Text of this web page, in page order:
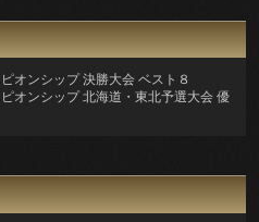
オンシップ 決勝大会 ベスト８
オンシップ 北海道・東北予選大会 優